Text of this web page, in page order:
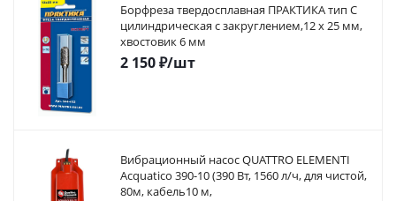
Борфреза твердосплавная ПРАКТИКА тип C
цилиндрическая с закруглением,12 х 25 мм,
хвостовик 6 мм
2 150₽/шт
Вибрационный насос QUATTRO ELEMENTI
Acquatico 390-10 (390 Вт, 1560 л/ч, для чистой,
80м, кабель10 м,